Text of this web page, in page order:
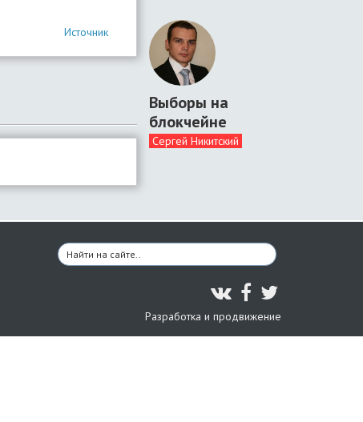
Источник
Выборы на
блокчейне
Сергей Никитский
Разработка и продвижение